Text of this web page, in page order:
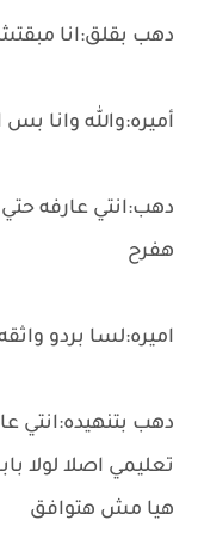
دهب بقلق:انا
أميره:والله وانا
دهب:انتي عارفه
هفرح
اميره:لسا بردو
دهب بتنهيده:انتي
تعليمي اصلا لولا
هيا مش هتوافق